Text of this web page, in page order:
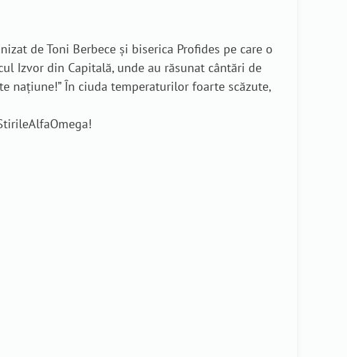
de Toni Berbece și biserica Profides pe care o
Izvor din Capitală, unde au răsunat cântări de
națiune!” În ciuda temperaturilor foarte scăzute,